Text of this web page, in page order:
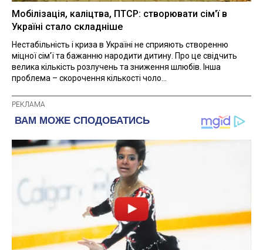
Мобілізація, каліцтва, ПТСР: створювати сім'ї в
Україні стало складніше
Нестабільність і криза в Україні не сприяють створенню
міцної сім'ї та бажанню народити дитину. Про це свідчить
велика кількість розлучень та зниження шлюбів. Інша
проблема – скорочення кількості чоло...